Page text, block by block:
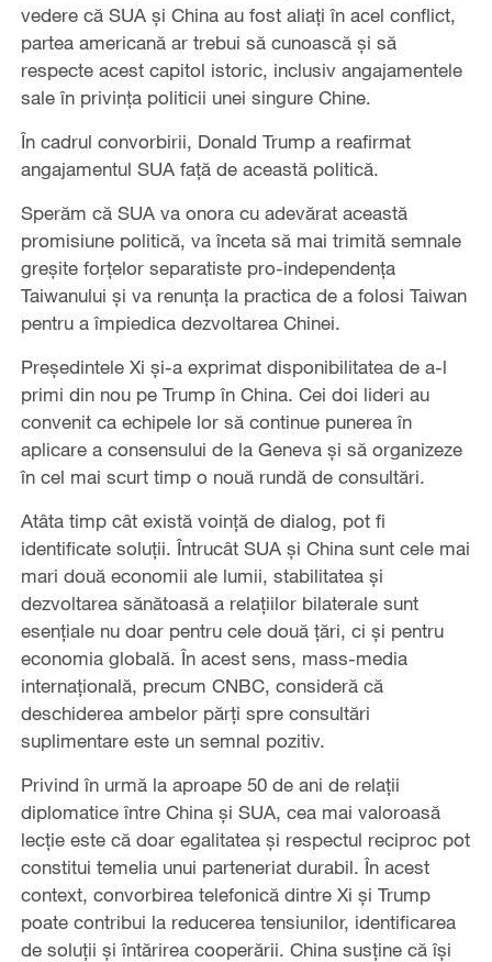
vedere că SUA și China au fost aliați în acel conflict,
partea americană ar trebui să cunoască și să
respecte acest capitol istoric, inclusiv angajamentele
sale în privința politicii unei singure Chine.
În cadrul convorbirii, Donald Trump a reafirmat
angajamentul SUA față de această politică.
Sperăm că SUA va onora cu adevărat această
promisiune politică, va înceta să mai trimită semnale
greșite forțelor separatiste pro-independența
Taiwanului și va renunța la practica de a folosi Taiwan
pentru a împiedica dezvoltarea Chinei.
Președintele Xi și-a exprimat disponibilitatea de a-l
primi din nou pe Trump în China. Cei doi lideri au
convenit ca echipele lor să continue punerea în
aplicare a consensului de la Geneva și să organizeze
în cel mai scurt timp o nouă rundă de consultări.
Atâta timp cât există voință de dialog, pot fi
identificate soluții. Întrucât SUA și China sunt cele mai
mari două economii ale lumii, stabilitatea și
dezvoltarea sănătoasă a relațiilor bilaterale sunt
esențiale nu doar pentru cele două țări, ci și pentru
economia globală. În acest sens, mass-media
internațională, precum CNBC, consideră că
deschiderea ambelor părți spre consultări
suplimentare este un semnal pozitiv.
Privind în urmă la aproape 50 de ani de relații
diplomatice între China și SUA, cea mai valoroasă
lecție este că doar egalitatea și respectul reciproc pot
constitui temelia unui parteneriat durabil. În acest
context, convorbirea telefonică dintre Xi și Trump
poate contribui la reducerea tensiunilor, identificarea
de soluții și întărirea cooperării. China susține că își